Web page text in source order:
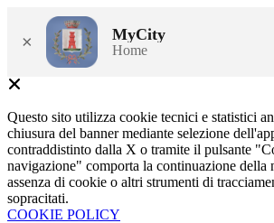
× MyCity
Home
Questo sito utilizza cookie tecnici e statistici
chiusura del banner mediante selezione
contraddistinto dalla X o tramite il pulsante
navigazione" comporta la continuazione della
assenza di cookie o altri strumenti di
sopracitati.
COOKIE POLICY